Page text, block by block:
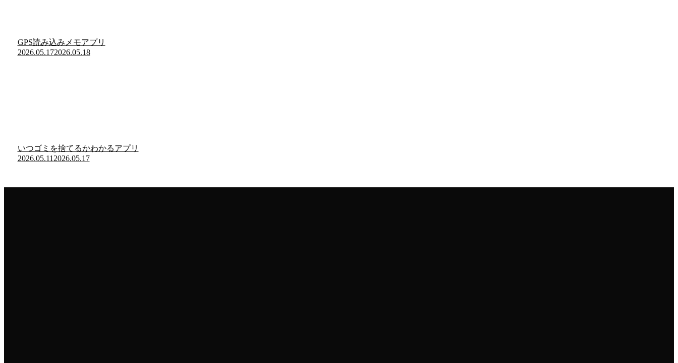
GPS読み込みメモアプリ
2026.05.172026.05.18
いつゴミを捨てるかわかるアプリ
2026.05.11 2026.05.17